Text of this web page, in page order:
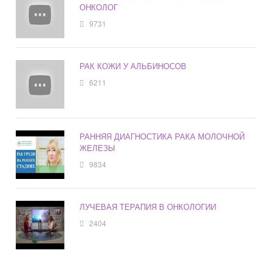
ОНКОЛОГ
9731
РАК КОЖИ У АЛЬБИНОСОВ
6211
РАННЯЯ ДИАГНОСТИКА РАКА МОЛОЧНОЙ
ЖЕЛЕЗЫ
9834
ЛУЧЕВАЯ ТЕРАПИЯ В ОНКОЛОГИИ
2404